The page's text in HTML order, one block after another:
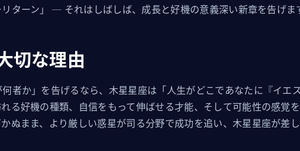
ターン」 ─ それはしばしば、成長と好機の意義深い新章を告げま
切な理由
者か」を告げるなら、木星星座は「人生がどこであなたに『イエ
る好機の種類、自信をもって伸ばせる才能、そして可能性の感覚
ぬまま、より厳しい惑星が司る分野で成功を追い、木星星座が差